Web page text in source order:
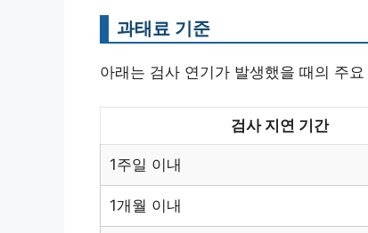
과태료 기준
아래는 검사 연기가 발생했을 때의 주
검사 지연 기간
1주일 이내
1개월 이내